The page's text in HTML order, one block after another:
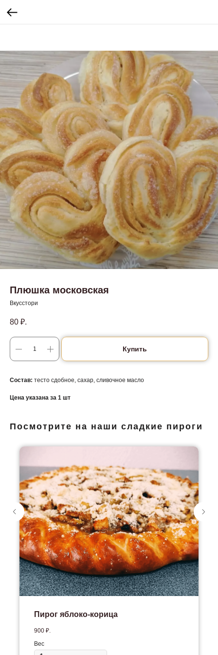
Плюшка московская
Вкусстори
80 ₽.
Купить
Состав: тесто сдобное, сахар, сливочное масло
Цена указана за 1 шт
Посмотрите на наши сладкие пироги
Пирог яблоко-корица
900 ₽.
Вес